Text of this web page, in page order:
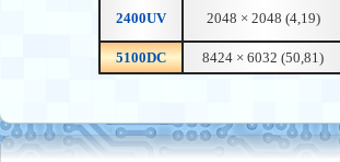
2400UV 2048 × 2048 (4,19)
5100DC 8424 × 6032 (50,81)